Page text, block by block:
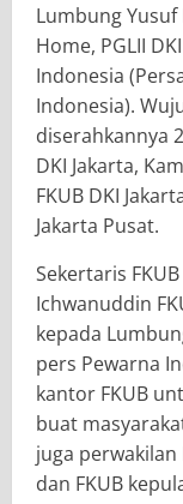
Lumbung
Home, PGLII
Indonesia
Indonesia).
diserahkannya
DKI Jakarta,
FKUB DKI
Jakarta Pusat.
Sekertaris
Ichwanuddin
kepada
pers Pewarna
kantor FKUB
buat
juga perwakilan
dan FKUB